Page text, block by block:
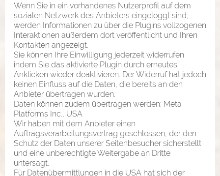
Wenn Sie in ein vorhandenes Nutzerprofil auf dem
sozialen Netzwerk des Anbieters eingeloggt sind,
werden Informationen zu über die Plugins vollzogenen
Interaktionen außerdem dort veröffentlicht und Ihren
Kontakten angezeigt.
Sie können Ihre Einwilligung jederzeit widerrufen
indem Sie das aktivierte Plugin durch erneutes
Anklicken wieder deaktivieren. Der Widerruf hat jedoch
keinen Einfluss auf die Daten, die bereits an den
Anbieter übertragen wurden.
Daten können zudem übertragen werden: Meta
Platforms Inc., USA
Wir haben mit dem Anbieter einen
Auftragsverarbeitungsvertrag geschlossen, der den
Schutz der Daten unserer Seitenbesucher sicherstellt
und eine unberechtigte Weitergabe an Dritte
untersagt.
Für Datenübermittlungen in die USA hat sich der